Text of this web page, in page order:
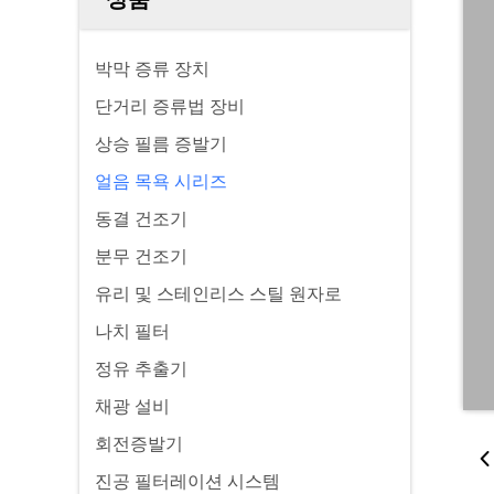
박막 증류 장치
단거리 증류법 장비
상승 필름 증발기
얼음 목욕 시리즈
동결 건조기
분무 건조기
유리 및 스테인리스 스틸 원자로
나치 필터
정유 추출기
채광 설비
회전증발기
진공 필터레이션 시스템